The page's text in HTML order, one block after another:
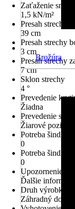
Zaťaženie
1,5 kN/m²
Presah strechy
39 cm
Presah strechy
3 cm
Presah strechy
7 cm
Sklon strechy
4 °
Prevedenie
Žiadna
Prevedenie
Žiarové
Potreba šindľov
0
Potreba šindľov
0
Upozornenie
Ďalšie
Druh výrobku
Záhradný domček
Brožúra